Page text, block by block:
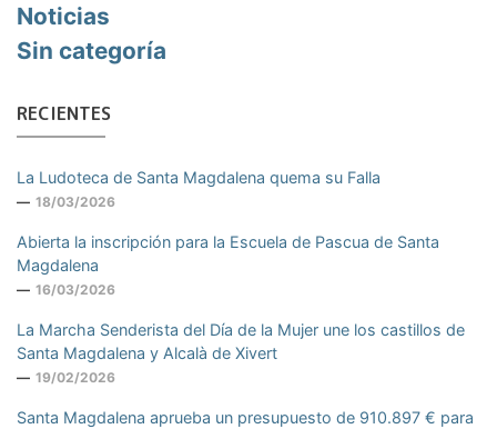
Noticias
Sin categoría
RECIENTES
La Ludoteca de Santa Magdalena quema su Falla
18/03/2026
Abierta la inscripción para la Escuela de Pascua de Santa
Magdalena
16/03/2026
La Marcha Senderista del Día de la Mujer une los castillos de
Santa Magdalena y Alcalà de Xivert
19/02/2026
Santa Magdalena aprueba un presupuesto de 910.897 € para